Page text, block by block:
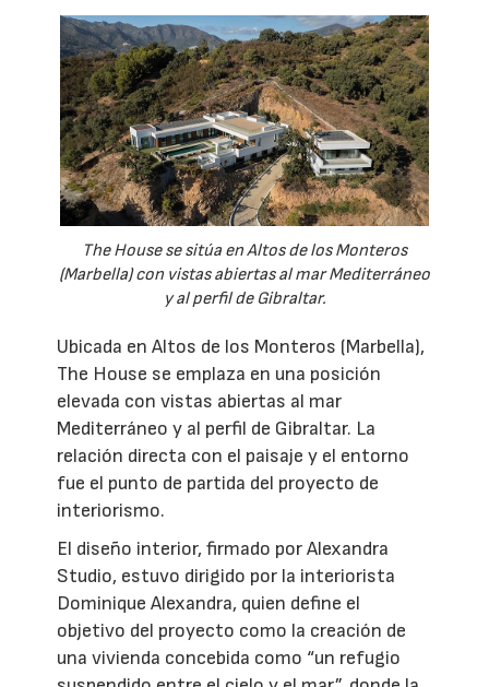
The House se sitúa en Altos de los Monteros
(Marbella) con vistas abiertas al mar Mediterráneo
y al perfil de Gibraltar.
Ubicada en Altos de los Monteros (Marbella),
The House se emplaza en una posición
elevada con vistas abiertas al mar
Mediterráneo y al perfil de Gibraltar. La
relación directa con el paisaje y el entorno
fue el punto de partida del proyecto de
interiorismo.
El diseño interior, firmado por Alexandra
Studio, estuvo dirigido por la interiorista
Dominique Alexandra, quien define el
objetivo del proyecto como la creación de
una vivienda concebida como “un refugio